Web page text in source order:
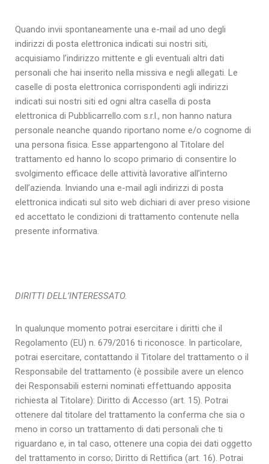
Quando invii spontaneamente una e-mail ad uno degli
indirizzi di posta elettronica indicati sui nostri siti,
acquisiamo l’indirizzo mittente e gli eventuali altri dati
personali che hai inserito nella missiva e negli allegati. Le
caselle di posta elettronica corrispondenti agli indirizzi
indicati sui nostri siti ed ogni altra casella di posta
elettronica di Pubblicarrello.com s.r.l., non hanno natura
personale neanche quando riportano nome e/o cognome di
una persona fisica. Esse appartengono al Titolare del
trattamento ed hanno lo scopo primario di consentire lo
svolgimento efficace delle attività lavorative all’interno
dell’azienda. Inviando una e-mail agli indirizzi di posta
elettronica indicati sul sito web dichiari di aver preso visione
ed accettato le condizioni di trattamento contenute nella
presente informativa.
DIRITTI DELL’INTERESSATO.
In qualunque momento potrai esercitare i diritti che il
Regolamento (EU) n. 679/2016 ti riconosce. In particolare,
potrai esercitare, contattando il Titolare del trattamento o il
Responsabile del trattamento (è possibile avere un elenco
dei Responsabili esterni nominati effettuando apposita
richiesta al Titolare): Diritto di Accesso (art. 15). Potrai
ottenere dal titolare del trattamento la conferma che sia o
meno in corso un trattamento di dati personali che ti
riguardano e, in tal caso, ottenere una copia dei dati oggetto
del trattamento in corso; Diritto di Rettifica (art. 16). Potrai